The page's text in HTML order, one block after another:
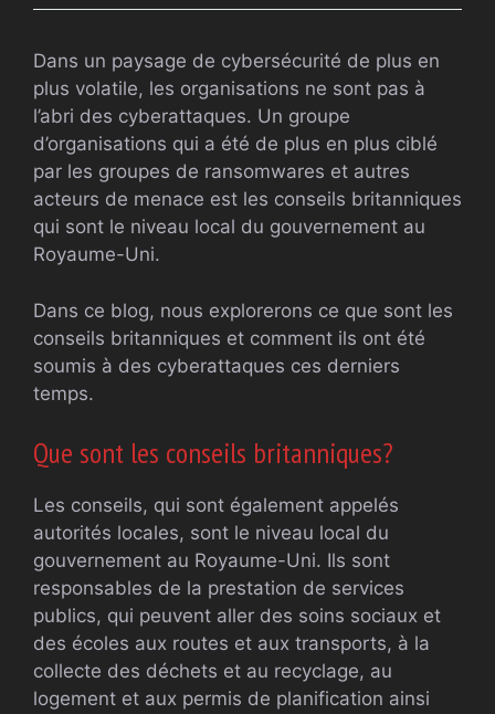
Dans un paysage de cybersécurité de plus en
plus volatile, les organisations ne sont pas à
l’abri des cyberattaques. Un groupe
d’organisations qui a été de plus en plus ciblé
par les groupes de ransomwares et autres
acteurs de menace est les conseils britanniques
qui sont le niveau local du gouvernement au
Royaume-Uni.
Dans ce blog, nous explorerons ce que sont les
conseils britanniques et comment ils ont été
soumis à des cyberattaques ces derniers
temps.
Que sont les conseils britanniques?
Les conseils, qui sont également appelés
autorités locales, sont le niveau local du
gouvernement au Royaume-Uni. Ils sont
responsables de la prestation de services
publics, qui peuvent aller des soins sociaux et
des écoles aux routes et aux transports, à la
collecte des déchets et au recyclage, au
logement et aux permis de planification ainsi